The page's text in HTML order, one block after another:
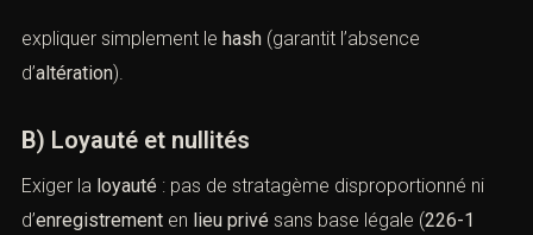
expliquer simplement le hash (garantit l’absence
d’altération).
B) Loyauté et nullités
Exiger la loyauté : pas de stratagème disproportionné ni
d’enregistrement en lieu privé sans base légale (226-1